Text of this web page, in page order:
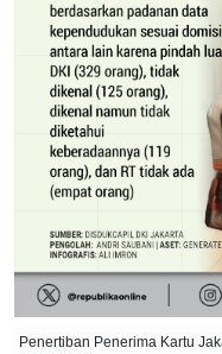
Penertiban Penerima Kartu